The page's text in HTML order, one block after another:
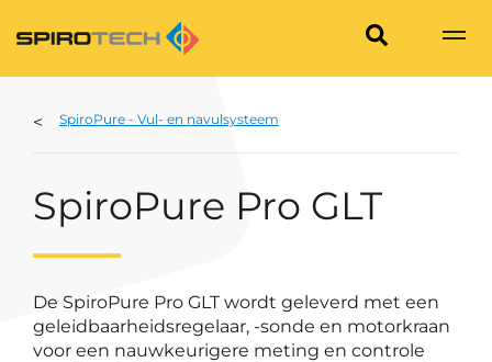
SpiroPure - Vul- en navulsysteem
SpiroPure Pro GLT
De SpiroPure Pro GLT wordt geleverd met een
geleidbaarheidsregelaar, -sonde en motorkraan
voor een nauwkeurigere meting en controle